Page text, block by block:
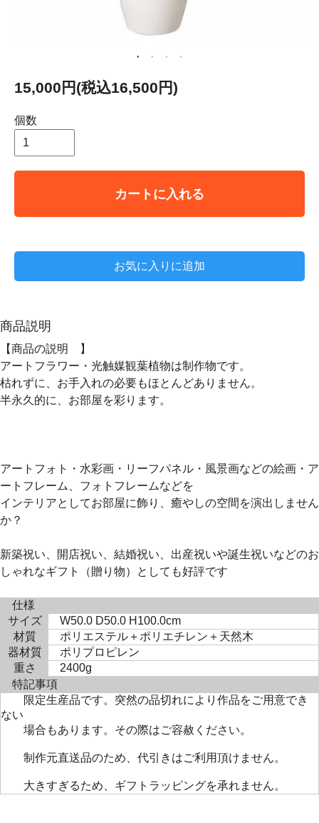
15,000円(税込16,500円)
個数
カートに入れる
お気に入りに追加
商品説明
【商品の説明 】
アートフラワー・光触媒観葉植物は制作物です。
枯れずに、お手入れの必要もほとんどありません。
半永久的に、お部屋を彩ります。
アートフォト・水彩画・リーフパネル・風景画などの絵画・ア
ートフレーム、フォトフレームなどを
インテリアとしてお部屋に飾り、癒やしの空間を演出しません
か？
新築祝い、開店祝い、結婚祝い、出産祝いや誕生祝いなどのお
しゃれなギフト（贈り物）としても好評です
仕様
サイズ
W50.0 D50.0 H100.0cm
材質
ポリエステル＋ポリエチレン＋天然木
器材質
ポリプロピレン
重さ
2400g
特記事項
限定生産品です。突然の品切れにより作品をご用意でき
ない
場合もあります。その際はご容赦ください。
制作元直送品のため、代引きはご利用頂けません。
大きすぎるため、ギフトラッピングを承れません。